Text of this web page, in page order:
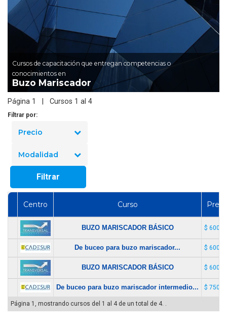
Cursos de capacitación que entregan competencias o
conocimientos en
Buzo Mariscador
Página 1 | Cursos 1 al 4
Filtrar por:
Precio
Modalidad
Filtrar
Centro Curso
BUZO MARISCADOR BÁSICO $
De buceo para buzo mariscador... $
BUZO MARISCADOR BÁSICO $
De buceo para buzo mariscador intermedio... $
Página 1, mostrando cursos del 1 al 4 de un total de 4. .